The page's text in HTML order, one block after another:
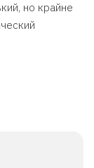
но крайне